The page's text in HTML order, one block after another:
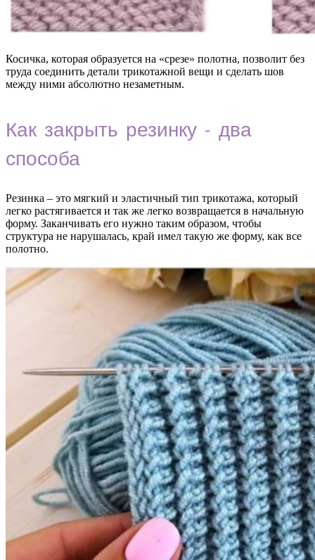
Косичка, которая образуется на «срезе» полотна, позволит без
труда соединить детали трикотажной вещи и сделать шов
между ними абсолютно незаметным.
Как закрыть резинку – два
способа
Резинка – это мягкий и эластичный тип трикотажа, который
легко растягивается и так же легко возвращается в начальную
форму. Заканчивать его нужно таким образом, чтобы
структура не нарушалась, край имел такую же форму, как все
полотно.